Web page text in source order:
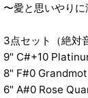
〜愛と思いやり
3点セット（絶対
9" C#+10
8" F#0
6" A#0 Rose